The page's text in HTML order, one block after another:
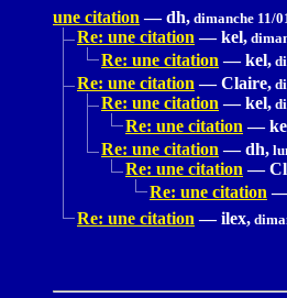
une citation — dh, dimanche 11/
Re: une citation — kel,
Re: une citation — kel,
Re: une citation — Claire,
Re: une citation — kel,
Re: une citation —
Re: une citation — dh,
Re: une citation —
Re: une citation
Re: une citation — ilex,